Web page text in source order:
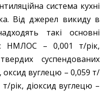
система кухні
Від джерел викиду в
такі основні
НМЛОС – 0,001 т/рік,
суспендованих
оксид вуглецю – 0,059 т/
т/рік, діоксид вуглецю –